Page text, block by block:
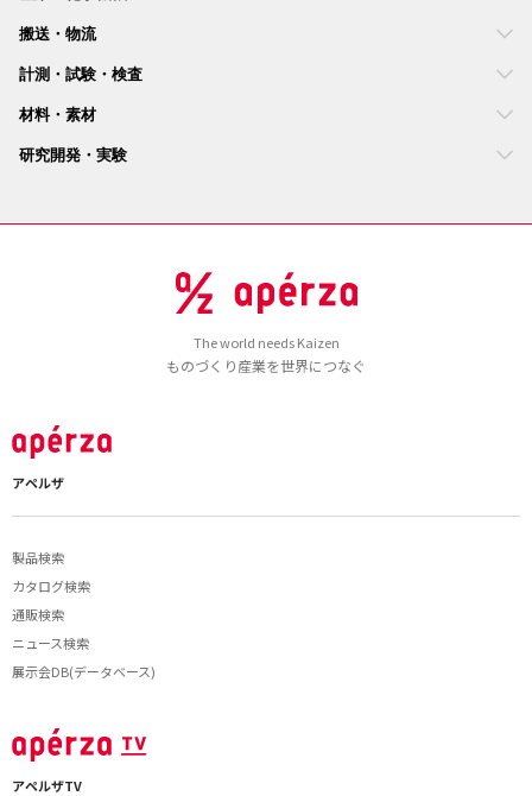
搬送・物流
計測・試験・検査
材料・素材
研究開発・実験
The world needs Kaizen
ものづくり産業を世界につなぐ
アペルザ
製品検索
カタログ検索
通販検索
ニュース検索
展示会DB(データベース)
アペルザTV